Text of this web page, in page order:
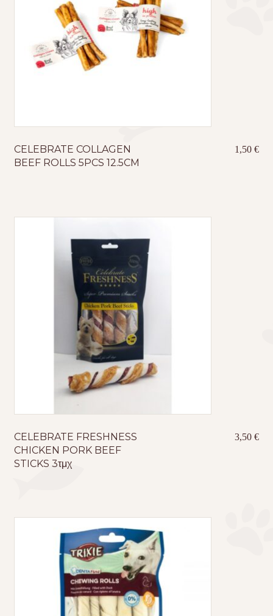
CELEBRATE COLLAGEN
BEEF ROLLS 5PCS 12.5CM
1,50€
CELEBRATE FRESHNESS
CHICKEN PORK BEEF
STICKS 3τμχ
3,50€